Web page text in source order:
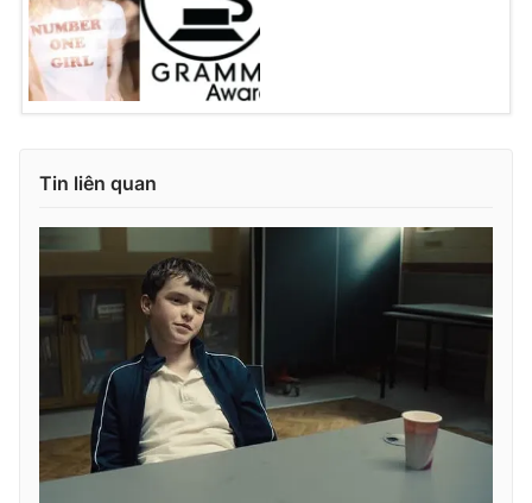
Tin liên quan